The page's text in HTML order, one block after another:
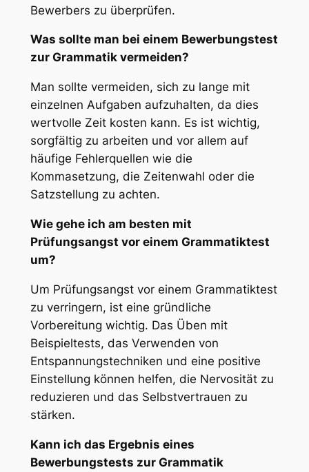
Bewerbers zu überprüfen.
Was sollte man bei einem Bewerbungstest
zur Grammatik vermeiden?
Man sollte vermeiden, sich zu lange mit
einzelnen Aufgaben aufzuhalten, da dies
wertvolle Zeit kosten kann. Es ist wichtig,
sorgfältig zu arbeiten und vor allem auf
häufige Fehlerquellen wie die
Kommasetzung, die Zeitenwahl oder die
Satzstellung zu achten.
Wie gehe ich am besten mit
Prüfungsangst vor einem Grammatiktest
um?
Um Prüfungsangst vor einem Grammatiktest
zu verringern, ist eine gründliche
Vorbereitung wichtig. Das Üben mit
Beispieltests, das Verwenden von
Entspannungstechniken und eine positive
Einstellung können helfen, die Nervosität zu
reduzieren und das Selbstvertrauen zu
stärken.
Kann ich das Ergebnis eines
Bewerbungstests zur Grammatik